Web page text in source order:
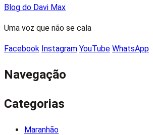
Blog do Davi Max
Uma voz que não se cala
Facebook Instagram YouTube WhatsApp
Navegação
Categorias
Maranhão